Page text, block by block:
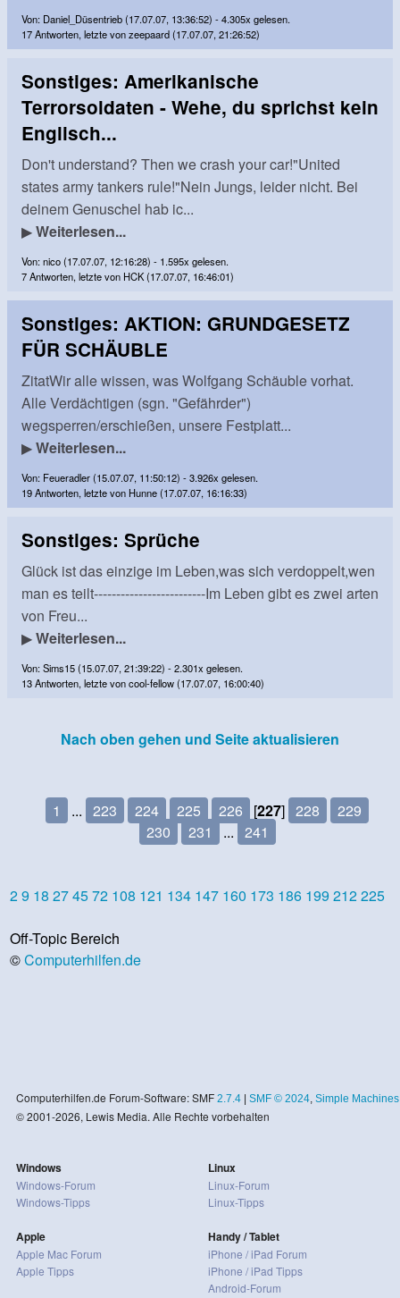
Von: Daniel_Düsentrieb (17.07.07, 13:36:52) - 4.305x gelesen.
17 Antworten, letzte von zeepaard (17.07.07, 21:26:52)
Sonstiges: Amerikanische
Terrorsoldaten - Wehe, du sprichst kein
Englisch...
Don't understand? Then we crash your car!"United
states army tankers rule!"Nein Jungs, leider nicht. Bei
deinem Genuschel hab ic...
▶Weiterlesen...
Von: nico (17.07.07, 12:16:28) - 1.595x gelesen.
7 Antworten, letzte von HCK (17.07.07, 16:46:01)
Sonstiges: AKTION: GRUNDGESETZ
FÜR SCHÄUBLE
ZitatWir alle wissen, was Wolfgang Schäuble vorhat.
Alle Verdächtigen (sgn. "Gefährder")
wegsperren/erschießen, unsere Festplatt...
▶Weiterlesen...
Von: Feueradler (15.07.07, 11:50:12) - 3.926x gelesen.
19 Antworten, letzte von Hunne (17.07.07, 16:16:33)
Sonstiges: Sprüche
Glück ist das einzige im Leben,was sich verdoppelt,wen
man es teilt-------------------------Im Leben gibt es zwei arten
von Freu...
▶Weiterlesen...
Von: Sims15 (15.07.07, 21:39:22) - 2.301x gelesen.
13 Antworten, letzte von cool-fellow (17.07.07, 16:00:40)
Nach oben gehen und Seite aktualisieren
1 ... 223 224 225 226 [227] 228
229
230
231 ... 241
29 18 274572 108 121 134 147 160 173 186 199 212225
Off-Topic Bereich
©Computerhilfen.de
Computerhilfen.de Forum-Software: SMF 2.7.4| SMF © 2024, Simple Machines
© 2001-2026, Lewis Media. Alle Rechte vorbehalten
Windows
Windows-Forum
Windows-Tipps
Apple
Apple Mac Forum
Apple Tipps
Linux
Linux-Forum
Linux-Tipps
Handy / Tablet
iPhone / iPad Forum
iPhone / iPad Tipps
Android-Forum